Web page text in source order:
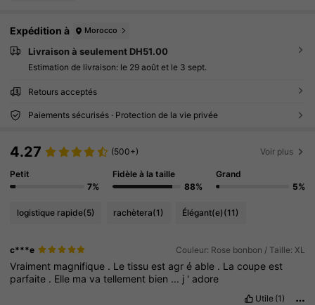
Expédition à Morocco
Livraison à seulement DH51.00
Estimation de livraison: le 29 août et le 3 sept.
Retours acceptés
Paiements sécurisés · Protection de la vie privée
4.27 (500+) Voir plus
Petit
7%
Fidèle à la taille
88%
Grand
5%
logistique rapide(5) rachètera(1) Élégant(e)(11)
c***e Couleur: Rose bonbon / Taille: XL
Vraiment magnifique . Letissuest agré able . Lacoupeest
parfaite . Elle mavatellement bien ... j ' adore
Utile (1)